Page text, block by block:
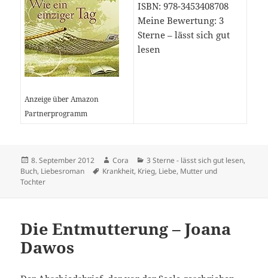
Anzeige über Amazon
Partnerprogramm
ISBN: 978-3453408708
Meine Bewertung: 3
Sterne – lässt sich gut
lesen
Veröffentlicht
am
8. September 2012 Autor
Cora Kategorien
3 Sterne - lässt sich gut lesen,
Buch, Liebesroman Schlagwörter
Krankheit, Krieg, Liebe, Mutter und
Tochter
Die Entmutterung – Joana
Dawos